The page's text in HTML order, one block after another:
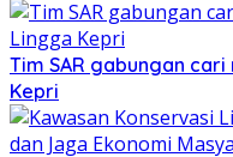
Tim SAR gabungan
Kepri